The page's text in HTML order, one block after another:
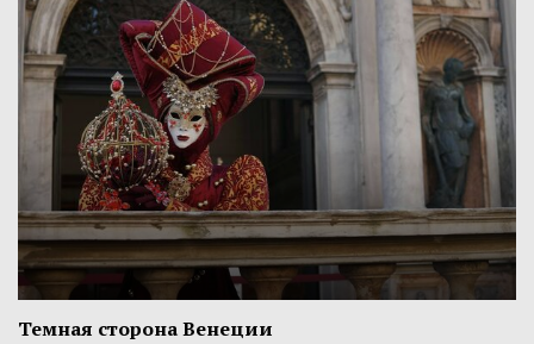
Темная сторона Венеции